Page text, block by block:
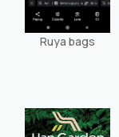
Ruya bags